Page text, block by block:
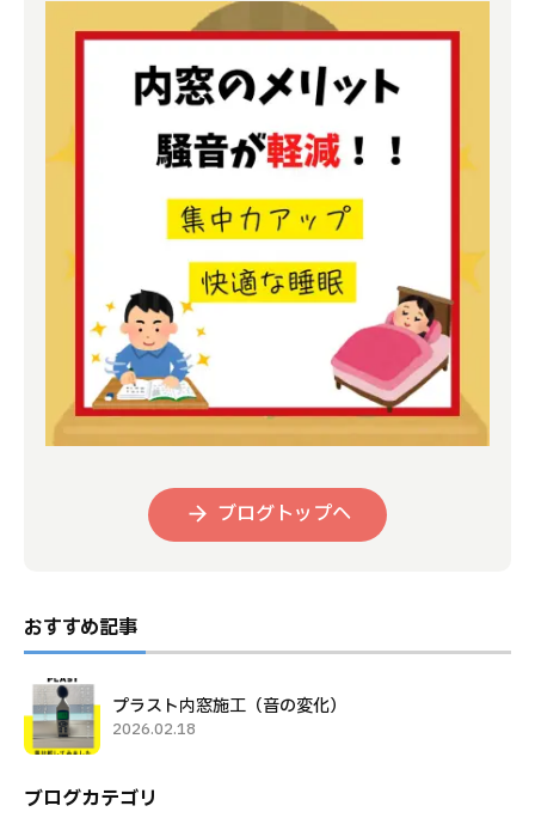
補助金事業
ブログトップへ
おすすめ記事
プラスト内窓施工（音の変化）
2026.02.18
ブログカテゴリ